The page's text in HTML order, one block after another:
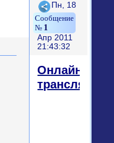
Поделиться
1
Пн, 18
Апр 2011
21:43:32
Онлайн
трансляция